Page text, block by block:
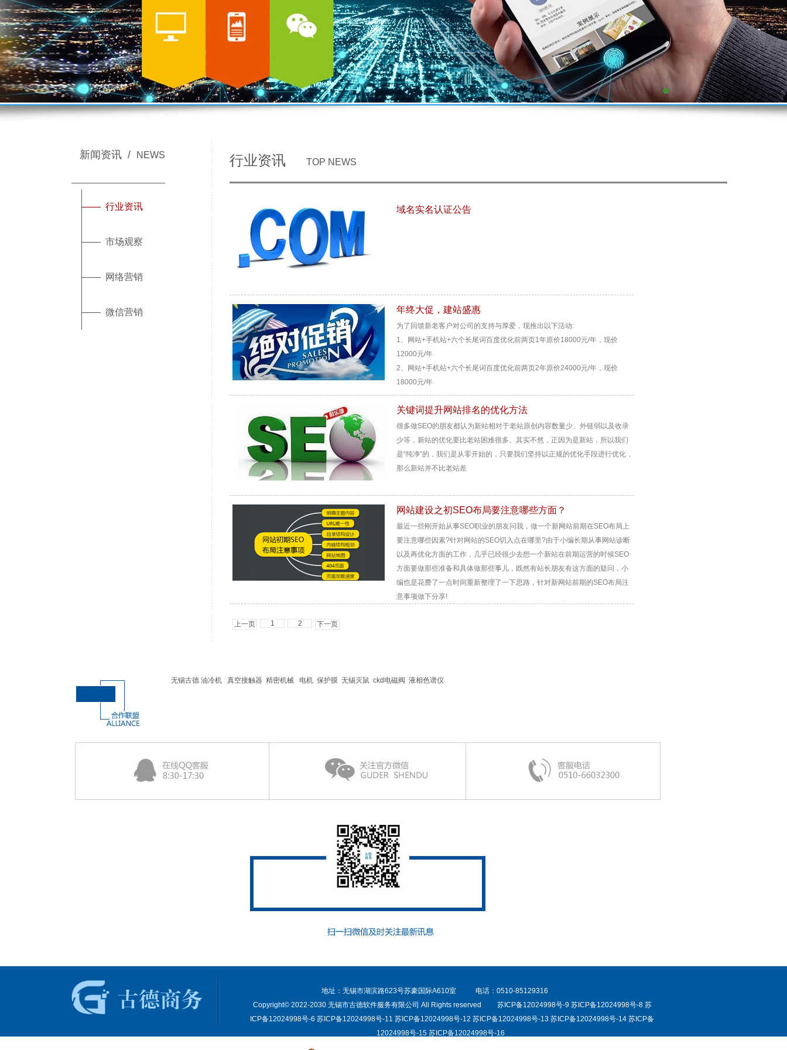
新闻资讯 / NEWS
—— 行业资讯
—— 市场观察
—— 网络营销
—— 微信营销
行业资讯 TOP NEWS
域名实名认证公告
年终大促，建站盛惠
为了回馈新老客户对公司的支持与厚爱，现推出以下活动:
1、网站+手机站+六个长尾词百度优化前两页1年原价18000元/年，现价
12000元/年
2、网站+手机站+六个长尾词百度优化前两页2年原价24000元/年，现价
18000元/年
关键词提升网站排名的优化方法
很多做SEO的朋友都认为新站相对于老站原创内容数量少、外链弱以及收录
少等，新站的优化要比老站困难很多。其实不然，正因为是新站，所以我们
是“纯净”的，我们是从零开始的，只要我们坚持以正规的优化手段进行优化，
那么新站并不比老站差
网站建设之初SEO布局要注意哪些方面？
最近一些刚开始从事SEO职业的朋友问我，做一个新网站前期在SEO布局上
要注意哪些因素?针对网站的SEO切入点在哪里?由于小编长期从事网站诊断
以及再优化方面的工作，几乎已经很少去想一个新站在前期运营的时候SEO
方面要做那些准备和具体做那些事儿，既然有站长朋友有这方面的疑问，小
编也是花费了一点时间重新整理了一下思路，针对新网站前期的SEO布局注
意事项做下分享!
上一页 1 2 下一页
无锡古德 油冷机 真空接触器 精密机械 电机 保护膜 无锡灭鼠 ckd电磁阀 液相色谱仪
地址：无锡市湖滨路623号苏豪国际A610室 电话：0510-85129316
Copyright© 2022-2030 无锡市古德软件服务有限公司 All Rights reserved 苏ICP备12024998号-9 苏ICP备12024998号-8 苏
ICP备12024998号-6 苏ICP备12024998号-11 苏ICP备12024998号-12 苏ICP备12024998号-13 苏ICP备12024998号-14 苏ICP备
12024998号-15 苏ICP备12024998号-16